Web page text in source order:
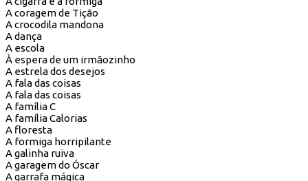
A coragem de Tição
A crocodila mandona
A dança
A escola
À espera de um irmãozinho
A estrela dos desejos
A fala das coisas
A fala das coisas
A família C
A família Calorias
A floresta
A formiga horripilante
A galinha ruiva
A garagem do Óscar
A garrafa mágica